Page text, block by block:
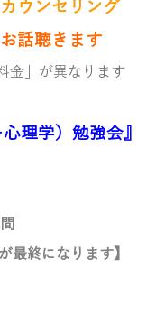
ウンセリング
話聴きます
金」が異なります
理学）勉強会』
最終になります】